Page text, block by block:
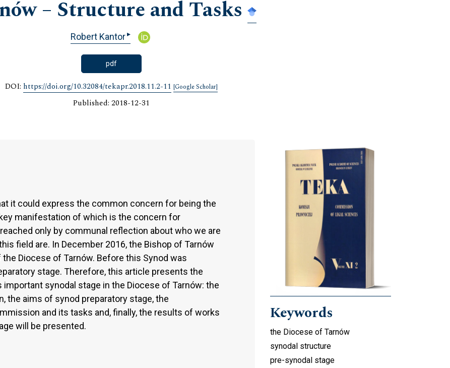
– Structure and Tasks
Robert Kantor▸
pdf
DOI: https://doi.org/10.32084/tekapr.2018.11.2-11 [Google Scholar]
Published: 2018-12-31
it could express the common concern for being the
manifestation of which is the concern for
only by communal reflection about who we are
field are. In December 2016, the Bishop of Tarnów
Diocese of Tarnów. Before this Synod was
stage. Therefore, this article presents the
synodal stage in the Diocese of Tarnów: the
the aims of synod preparatory stage, the
and its tasks and, finally, the results of works
will be presented.
Cover image
Keywords
the Diocese of Tarnów
synodal structure
pre-synodal stage